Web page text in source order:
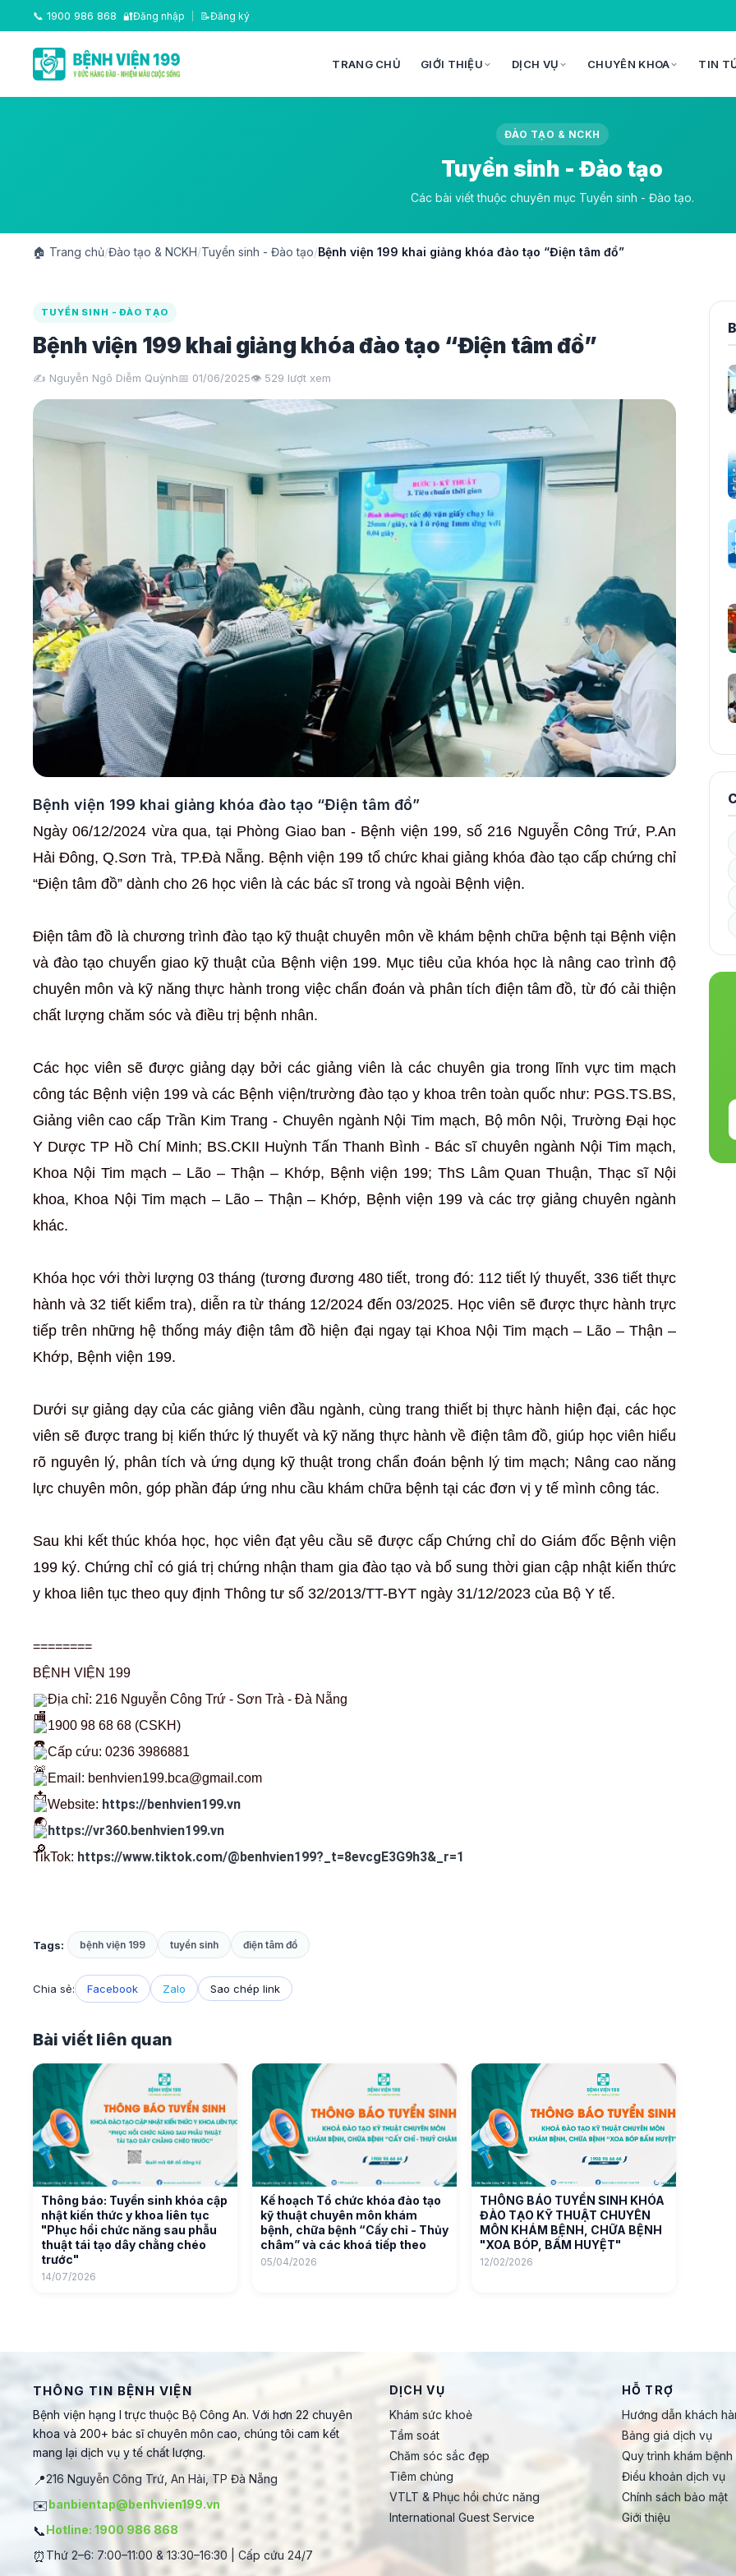
📞 1900 986 868 🔐Đăng nhập 📝Đăng ký
TRANG CHỦ GIỚI THIỆU DỊCH VỤ CHUYÊN KHOA TIN
ĐÀO TẠO & NCKH
Tuyển sinh - Đào tạo
Các bài viết thuộc chuyên mục Tuyển sinh - Đào tạo.
🏠 Trang chủ/Đào tạo & NCKH/Tuyển sinh - Đào tạo/Bệnh viện 199 khai giảng khóa đào tạo “Điện tâm đồ”
TUYỂN SINH - ĐÀO TẠO
Bệnh viện 199 khai giảng khóa đào tạo “Điện tâm đồ”
✍️ Nguyễn Ngô Diễm Quỳnh📅 01/06/2025👁️ 529 lượt xem
Bệnh viện 199 khai giảng khóa đào tạo “Điện tâm đồ”
Ngày 06/12/2024 vừa qua, tại Phòng Giao ban - Bệnh viện 199, số 216 Nguyễn Công Trứ, P.An
Hải Đông, Q.Sơn Trà, TP.Đà Nẵng. Bệnh viện 199 tổ chức khai giảng khóa đào tạo cấp chứng chỉ
“Điện tâm đồ” dành cho 26 học viên là các bác sĩ trong và ngoài Bệnh viện.
Điện tâm đồ là chương trình đào tạo kỹ thuật chuyên môn về khám bệnh chữa bệnh tại Bệnh viện
và đào tạo chuyển giao kỹ thuật của Bệnh viện 199. Mục tiêu của khóa học là nâng cao trình độ
chuyên môn và kỹ năng thực hành trong việc chẩn đoán và phân tích điện tâm đồ, từ đó cải thiện
chất lượng chăm sóc và điều trị bệnh nhân.
Các học viên sẽ được giảng dạy bởi các giảng viên là các chuyên gia trong lĩnh vực tim mạch
công tác Bệnh viện 199 và các Bệnh viện/trường đào tạo y khoa trên toàn quốc như: PGS.TS.BS,
Giảng viên cao cấp Trần Kim Trang - Chuyên ngành Nội Tim mạch, Bộ môn Nội, Trường Đại học
Y Dược TP Hồ Chí Minh; BS.CKII Huỳnh Tấn Thanh Bình - Bác sĩ chuyên ngành Nội Tim mạch,
Khoa Nội Tim mạch – Lão – Thận – Khớp, Bệnh viện 199; ThS Lâm Quan Thuận, Thạc sĩ Nội
khoa, Khoa Nội Tim mạch – Lão – Thận – Khớp, Bệnh viện 199 và các trợ giảng chuyên ngành
khác.
Khóa học với thời lượng 03 tháng (tương đương 480 tiết, trong đó: 112 tiết lý thuyết, 336 tiết thực
hành và 32 tiết kiểm tra), diễn ra từ tháng 12/2024 đến 03/2025. Học viên sẽ được thực hành trực
tiếp trên những hệ thống máy điện tâm đồ hiện đại ngay tại Khoa Nội Tim mạch – Lão – Thận –
Khớp, Bệnh viện 199.
Dưới sự giảng dạy của các giảng viên đầu ngành, cùng trang thiết bị thực hành hiện đại, các học
viên sẽ được trang bị kiến thức lý thuyết và kỹ năng thực hành về điện tâm đồ, giúp học viên hiểu
rõ nguyên lý, phân tích và ứng dụng kỹ thuật trong chẩn đoán bệnh lý tim mạch; Nâng cao năng
lực chuyên môn, góp phần đáp ứng nhu cầu khám chữa bệnh tại các đơn vị y tế mình công tác.
Sau khi kết thúc khóa học, học viên đạt yêu cầu sẽ được cấp Chứng chỉ do Giám đốc Bệnh viện
199 ký. Chứng chỉ có giá trị chứng nhận tham gia đào tạo và bổ sung thời gian cập nhật kiến thức
y khoa liên tục theo quy định Thông tư số 32/2013/TT-BYT ngày 31/12/2023 của Bộ Y tế.
========
BỆNH VIỆN 199
Địa chỉ: 216 Nguyễn Công Trứ - Sơn Trà - Đà Nẵng
1900 98 68 68 (CSKH)
Cấp cứu: 0236 3986881
Email: benhvien199.bca@gmail.com
Website: https://benhvien199.vn
https://vr360.benhvien199.vn
TikTok: https://www.tiktok.com/@benhvien199?_t=8evcgE3G9h3&_r=1
Tags: bệnh viện 199 tuyển sinh điện tâm đồ
Chia sẻ: Facebook Zalo Sao chép link
Bài viết liên quan
Thông báo: Tuyển sinh khóa cập
nhật kiến thức y khoa liên tục
"Phục hồi chức năng sau phẫu
thuật tái tạo dây chằng chéo
trước"
14/07/2026
Kế hoạch Tổ chức khóa đào tạo
kỹ thuật chuyên môn khám
bệnh, chữa bệnh “Cấy chỉ - Thủy
châm” và các khoá tiếp theo
05/04/2026
THÔNG BÁO TUYỂN SINH KHÓA
ĐÀO TẠO KỸ THUẬT CHUYÊN
MÔN KHÁM BỆNH, CHỮA BỆNH
"XOA BÓP, BẤM HUYỆT"
12/02/2026
THÔNG TIN BỆNH VIỆN
Bệnh viện hạng I trực thuộc Bộ Công An. Với hơn 22 chuyên
khoa và 200+ bác sĩ chuyên môn cao, chúng tôi cam kết
mang lại dịch vụ y tế chất lượng.
📍216 Nguyễn Công Trứ, An Hải, TP Đà Nẵng
✉️banbientap@benhvien199.vn
📞Hotline: 1900 986 868
⏰ Thứ 2–6: 7:00–11:00 & 13:30–16:30 | Cấp cứu 24/7
DỊCH VỤ
Khám sức khoẻ
Tầm soát
Chăm sóc sắc đẹp
Tiêm chủng
VTLT & Phục hồi chức năng
International Guest Service
HỖ TRỢ
Hướng dẫn khách
Bảng giá dịch vụ
Quy trình khám bệnh
Điều khoản dịch vụ
Chính sách bảo mật
Giới thiệu